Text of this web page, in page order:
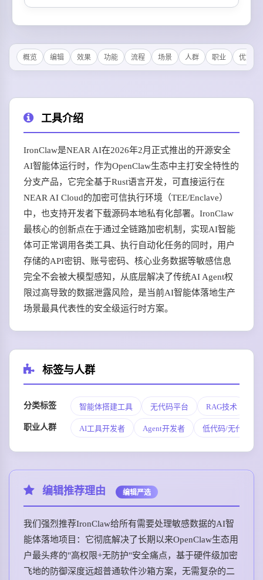
概览 编辑 效果 功能 流程 场景 人群 职业 优势
工具介绍
IronClaw是NEAR AI在2026年2月正式推出的开源安全
AI智能体运行时，作为OpenClaw生态中主打安全特性的
分支产品，它完全基于Rust语言开发，可直接运行在
NEAR AI Cloud的加密可信执行环境（TEE/Enclave）
中，也支持开发者下载源码本地私有化部署。IronClaw
最核心的创新点在于通过全链路加密机制，实现AI智能
体可正常调用各类工具、执行自动化任务的同时，用户
存储的API密钥、账号密码、核心业务数据等敏感信息
完全不会被大模型感知，从底层解决了传统AI Agent权
限过高导致的数据泄露风险，是当前AI智能体落地生产
场景最具代表性的安全级运行时方案。
标签与人群
分类标签 智能体搭建工具 无代码平台 RAG技术
职业人群 AI工具开发者 Agent开发者 低代码/无代码开
编辑推荐理由 编辑严选
我们强烈推荐IronClaw给所有需要处理敏感数据的AI智
能体落地项目：它彻底解决了长期以来OpenClaw生态用
户最头疼的"高权限+无防护"安全痛点，基于硬件级加密
飞地的防御深度远超普通软件沙箱方案，无需复杂的二